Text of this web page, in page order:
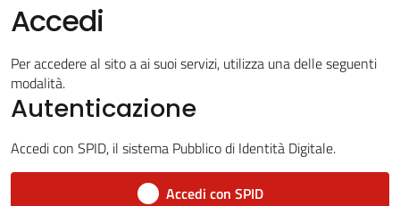
Casalfiumanese
5x1000
Accedi
Per accedere al sito a ai suoi servizi, utilizza una delle seguenti
modalità.
Autenticazione
Accedi con SPID, il sistema Pubblico di Identità Digitale.
Accedi con SPID